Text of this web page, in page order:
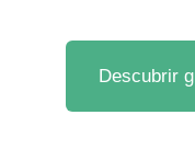
Descubrir